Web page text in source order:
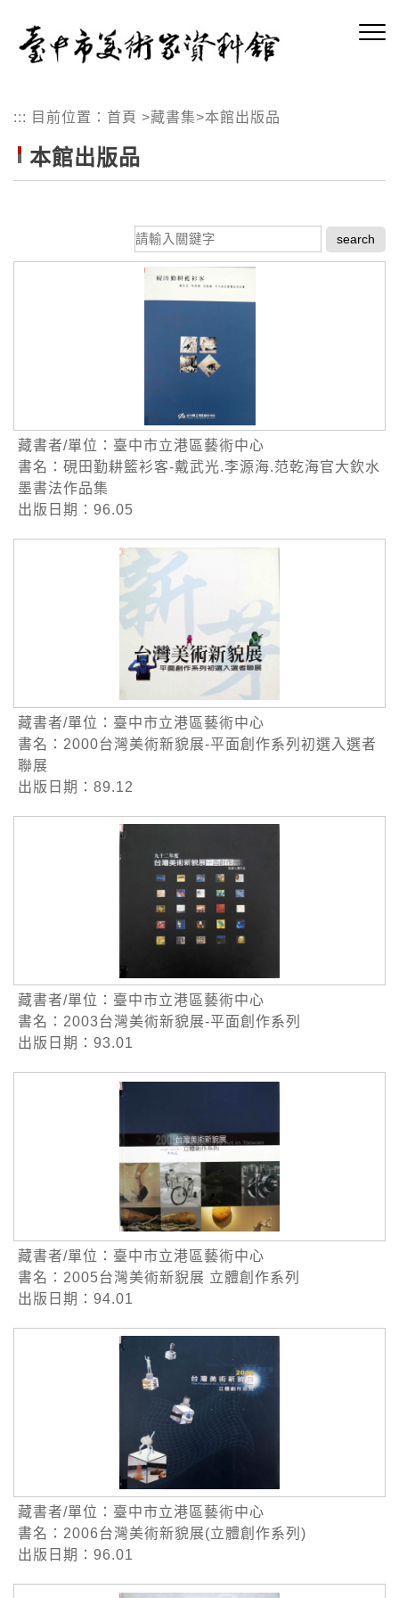
::: 目前位置： 首頁 >藏書集>本館出版品
本館出版品
請
輸
關
藏書者/單位：臺中市立港區藝術中心
書名：硯田勤耕籃衫客-戴武光.李源海.范乾海官大欽水
墨書法作品集
出版日期：96.05
藏書者/單位：臺中市立港區藝術中心
書名：2000台灣美術新貌展-平面創作系列初選入選者
聯展
出版日期：89.12
藏書者/單位：臺中市立港區藝術中心
書名：2003台灣美術新貌展-平面創作系列
出版日期：93.01
藏書者/單位：臺中市立港區藝術中心
書名：2005台灣美術新貎展 立體創作系列
出版日期：94.01
藏書者/單位：臺中市立港區藝術中心
書名：2006台灣美術新貌展(立體創作系列)
出版日期：96.01